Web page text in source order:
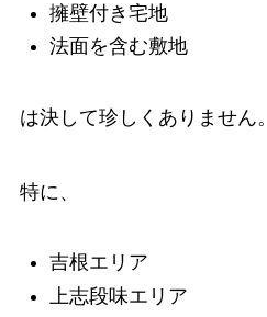
擁壁付き宅地
法面を含む敷地
は決して珍しくありません。
特に、
吉根エリア
上志段味エリア